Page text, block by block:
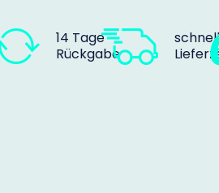
14 Tage
Rückgabe